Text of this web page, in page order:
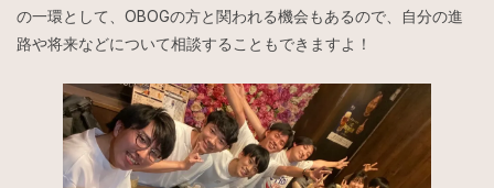
の一環として、OBOGの方と関われる機会もあるので、自分の進
路や将来などについて相談することもできますよ！